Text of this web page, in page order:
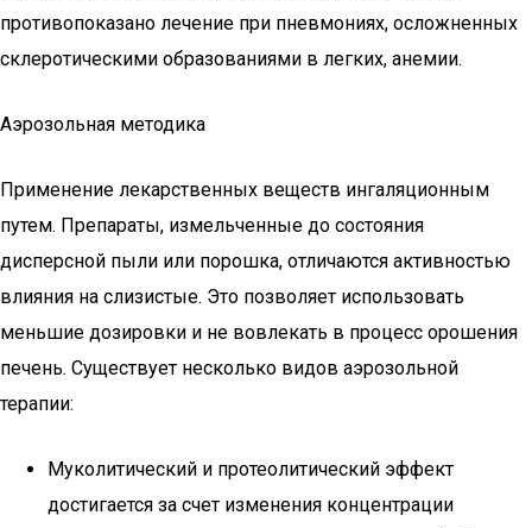
противопоказано лечение при пневмониях, осложненных
склеротическими образованиями в легких, анемии.
Аэрозольная методика
Применение лекарственных веществ ингаляционным
путем. Препараты, измельченные до состояния
дисперсной пыли или порошка, отличаются активностью
влияния на слизистые. Это позволяет использовать
меньшие дозировки и не вовлекать в процесс орошения
печень. Существует несколько видов аэрозольной
терапии:
Муколитический и протеолитический эффект
достигается за счет изменения концентрации